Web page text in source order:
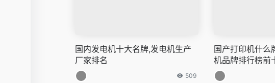
国内发电机十大名牌,发电机生产
厂家排名
509
国产打印机什么
机品牌排行榜前